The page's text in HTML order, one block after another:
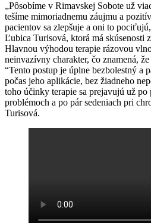
„Pôsobíme v Rimavskej Sobote už
tešíme mimoriadnemu záujmu a
pacientov sa zlepšuje a oni to
Ľubica Turisová, ktorá má skúsenosti
Hlavnou výhodou terapie rázovou
neinvazívny charakter, čo znamená,
“Tento postup je úplne bezbolestný a
počas jeho aplikácie, bez žiadneho
toho účinky terapie sa prejavujú už
problémoch a po pár sedeniach pri
Turisová.